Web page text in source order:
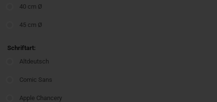
40 cm Ø
45 cm Ø
Schriftart:
Altdeutsch
Comic Sans
Apple Chancery